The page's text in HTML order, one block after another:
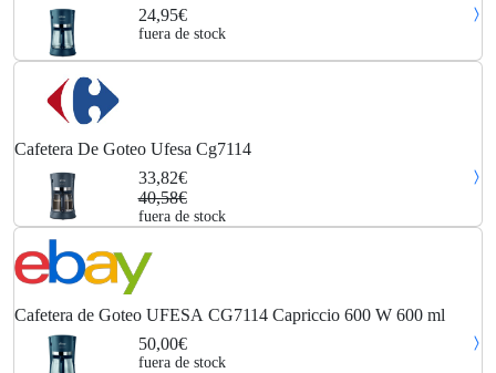
24,95€
fuera de stock
Cafetera De Goteo Ufesa Cg7114
33,82€
40,58€
fuera de stock
Cafetera de Goteo UFESA CG7114 Capriccio 600 W 600 ml
50,00€
fuera de stock